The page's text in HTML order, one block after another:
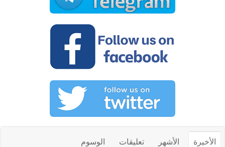
الأخيرة الأشهر تعليقات الوسوم